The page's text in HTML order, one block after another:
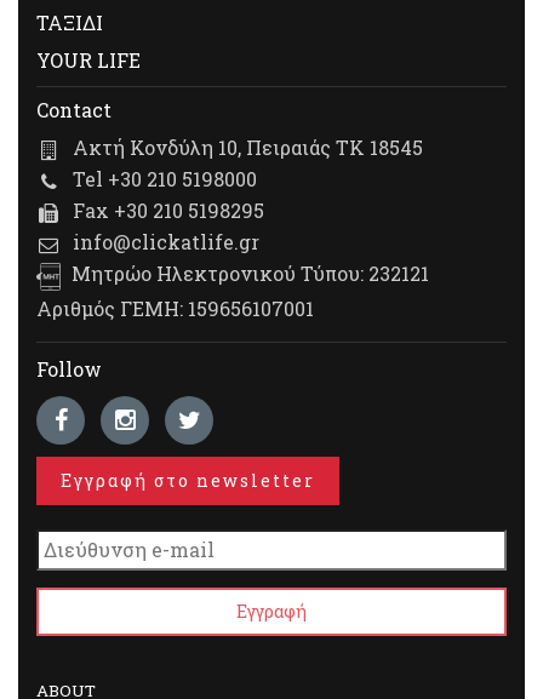
ΤΑΞΙΔΙ
YOUR LIFE
Contact
Ακτή Κονδύλη 10, Πειραιάς ΤΚ 18545
Tel +30 210 5198000
Fax +30 210 5198295
info@clickatlife.gr
Μητρώο Ηλεκτρονικού Τύπου: 232121
Αριθμός ΓΕΜΗ: 159656107001
Follow
Εγγραφή στο newsletter
ABOUT